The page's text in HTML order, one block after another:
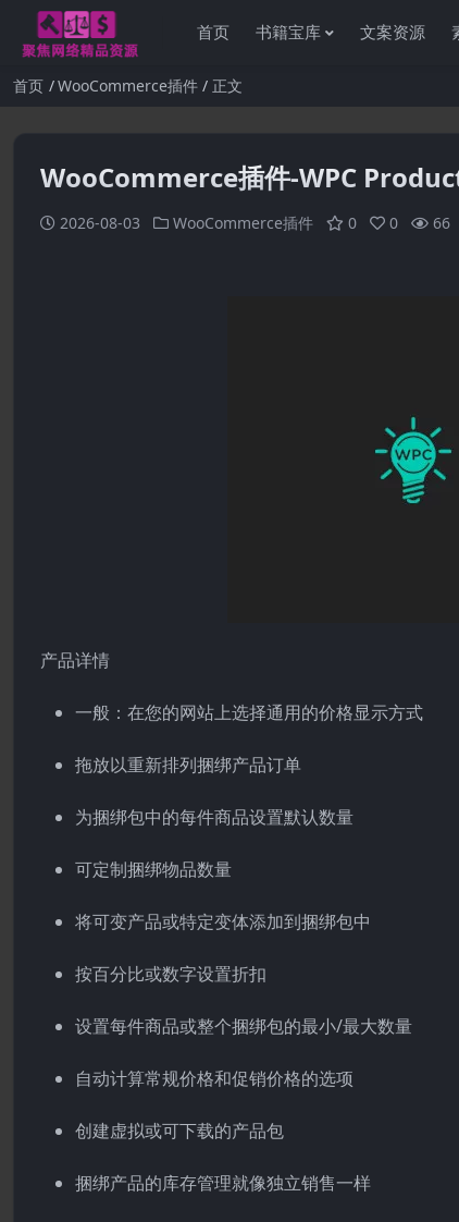
首页 书籍宝库 文案资源
首页 WooCommerce插件 正文
WooCommerce插件-WPC
2026-08-03 WooCommerce插件 0 0 66
产品详情
一般：在您的网站上选择通用的价格显示方式
拖放以重新排列捆绑产品订单
为捆绑包中的每件商品设置默认数量
可定制捆绑物品数量
将可变产品或特定变体添加到捆绑包中
按百分比或数字设置折扣
设置每件商品或整个捆绑包的最小/最大数量
自动计算常规价格和促销价格的选项
创建虚拟或可下载的产品包
捆绑产品的库存管理就像独立销售一样